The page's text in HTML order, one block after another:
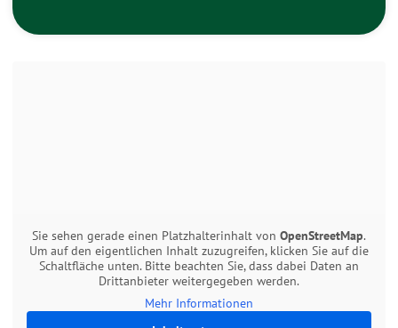
Sie sehen gerade einen Platzhalterinhalt von OpenStreetMap.
Um auf den eigentlichen Inhalt zuzugreifen, klicken Sie auf die
Schaltfläche unten. Bitte beachten Sie, dass dabei Daten an
Drittanbieter weitergegeben werden.
Mehr Informationen